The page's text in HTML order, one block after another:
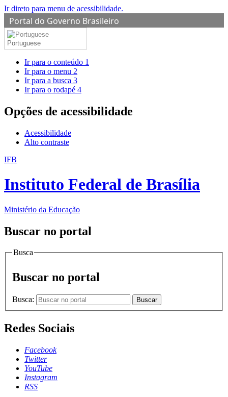
Ir direto para menu de acessibilidade.
Portal do Governo Brasileiro
Portuguese
Ir para o conteúdo 1
Ir para o menu 2
Ir para a busca 3
Ir para o rodapé 4
Opções de acessibilidade
Acessibilidade
Alto contraste
IFB
Instituto Federal de Brasília
Ministério da Educação
Buscar no portal
Busca
Buscar no portal
Busca: Buscar
Redes Sociais
Facebook
Twitter
YouTube
Instagram
RSS